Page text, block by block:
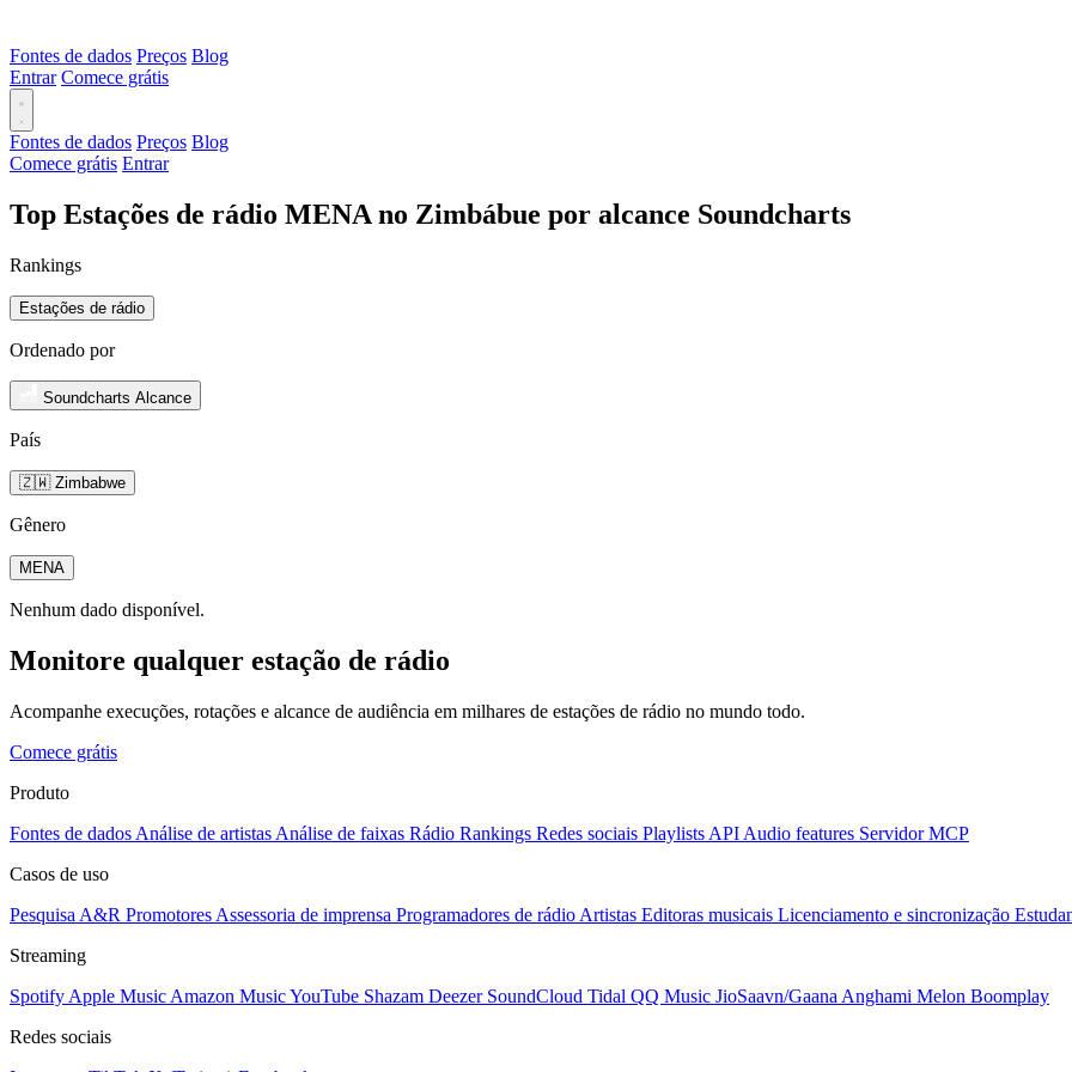
Fontes de dados Preços Blog
Entrar Comece grátis
Fontes de dados Preços Blog
Comece grátis Entrar
Top Estações de rádio MENA no Zimbábue por alcance Soundcharts
Rankings
Estações de rádio
Ordenado por
Soundcharts Alcance
País
🇿🇼 Zimbabwe
Gênero
MENA
Nenhum dado disponível.
Monitore qualquer estação de rádio
Acompanhe execuções, rotações e alcance de audiência em milhares de estações de rádio no mundo todo.
Comece grátis
Produto
Fontes de dados Análise de artistas Análise de faixas Rádio Rankings Redes sociais Playlists API Audio features Servidor MCP
Casos de uso
Pesquisa A&R Promotores Assessoria de imprensa Programadores de rádio Artistas Editoras musicais Licenciamento e sincronização
Streaming
Spotify Apple Music Amazon MusicYouTube Shazam Deezer SoundCloud Tidal QQ Music JioSaavn/Gaana Anghami Melon Boomplay
Redes sociais